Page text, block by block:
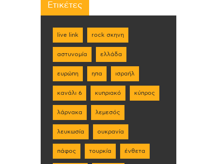
Ετικέτες
live link rock σκηνη
αστυνομία ελλάδα
ευρώπη ηπα ισραήλ
κανάλι 6 κυπριακό κύπρος
λάρνακα λεμεσός
λευκωσία ουκρανία
πάφος τουρκία ένθετα